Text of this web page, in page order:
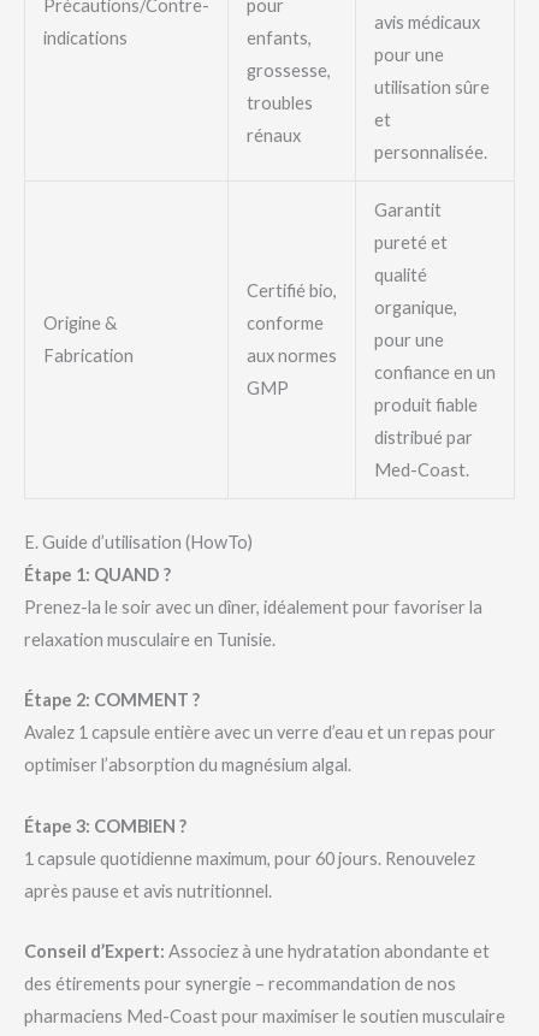
Précautions/Contre-
indications
pour
enfants,
grossesse,
troubles
rénaux
avis médicaux
pour une
utilisation sûre
et
personnalisée.
Origine &
Fabrication
Certifié bio,
conforme
aux normes
GMP
Garantit
pureté et
qualité
organique,
pour une
confiance en un
produit fiable
distribué par
Med-Coast.
E. Guide d’utilisation (HowTo)
Étape 1: QUAND ?
Prenez-la le soir avec un dîner, idéalement pour favoriser la
relaxation musculaire en Tunisie.
Étape 2: COMMENT ?
Avalez 1 capsule entière avec un verre d’eau et un repas pour
optimiser l’absorption du magnésium algal.
Étape 3: COMBIEN ?
1 capsule quotidienne maximum, pour 60 jours. Renouvelez
après pause et avis nutritionnel.
Conseil d’Expert: Associez à une hydratation abondante et
des étirements pour synergie – recommandation de nos
pharmaciens Med-Coast pour maximiser le soutien musculaire